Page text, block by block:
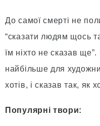
До самої смерті не
“сказати людям щось
їм ніхто не сказав
найбільше для
хотів, і сказав так, як
Популярні твори: